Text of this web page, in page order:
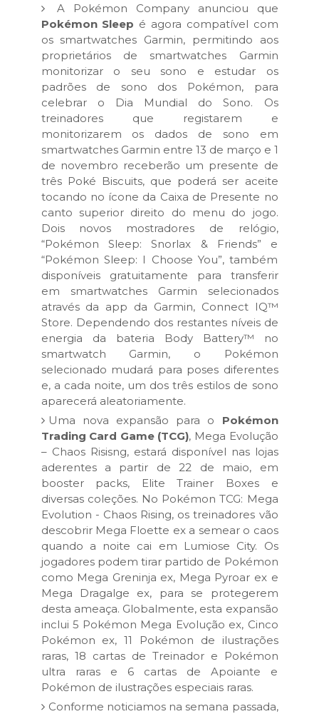
A Pokémon Company anunciou que
Pokémon Sleep é agora compatível com
os smartwatches Garmin, permitindo aos
proprietários de smartwatches Garmin
monitorizar o seu sono e estudar os
padrões de sono dos Pokémon, para
celebrar o Dia Mundial do Sono. Os
treinadores que registarem e
monitorizarem os dados de sono em
smartwatches Garmin entre 13 de março e 1
de novembro receberão um presente de
três Poké Biscuits, que poderá ser aceite
tocando no ícone da Caixa de Presente no
canto superior direito do menu do jogo.
Dois novos mostradores de relógio,
“Pokémon Sleep: Snorlax & Friends” e
“Pokémon Sleep: I Choose You”, também
disponíveis gratuitamente para transferir
em smartwatches Garmin selecionados
através da app da Garmin, Connect IQ™
Store. Dependendo dos restantes níveis de
energia da bateria Body Battery™ no
smartwatch Garmin, o Pokémon
selecionado mudará para poses diferentes
e, a cada noite, um dos três estilos de sono
aparecerá aleatoriamente.
Uma nova expansão para o Pokémon
Trading Card Game (TCG), Mega Evolução
– Chaos Risisng, estará disponível nas lojas
aderentes a partir de 22 de maio, em
booster packs, Elite Trainer Boxes e
diversas coleções. No Pokémon TCG: Mega
Evolution - Chaos Rising, os treinadores vão
descobrir Mega Floette ex a semear o caos
quando a noite cai em Lumiose City. Os
jogadores podem tirar partido de Pokémon
como Mega Greninja ex, Mega Pyroar ex e
Mega Dragalge ex, para se protegerem
desta ameaça. Globalmente, esta expansão
inclui 5 Pokémon Mega Evolução ex, Cinco
Pokémon ex, 11 Pokémon de ilustrações
raras, 18 cartas de Treinador e Pokémon
ultra raras e 6 cartas de Apoiante e
Pokémon de ilustrações especiais raras.
Conforme noticiamos na semana passada,